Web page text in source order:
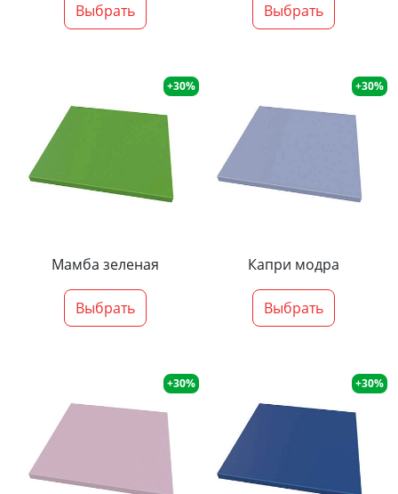
Выбрать Выбрать
+30%
Мамба зеленая
Выбрать
+30%
Капри модра
Выбрать
+30% +30%